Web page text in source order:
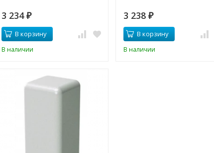
3 234 ₽
В корзину
В наличии
3 238₽
В корзину
В наличии